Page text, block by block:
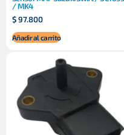
/ MK4
$97.800
Añadir al carrito